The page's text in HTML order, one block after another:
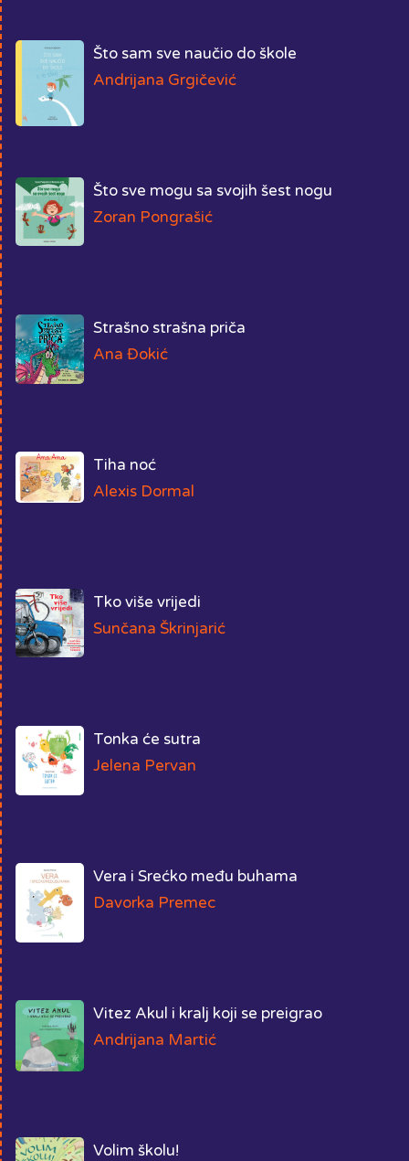
Što sam sve naučio do škole
Andrijana Grgičević
Što sve mogu sa svojih šest nogu
Zoran Pongrašić
Strašno strašna priča
Ana Đokić
Tiha noć
Alexis Dormal
Tko više vrijedi
Sunčana Škrinjarić
Tonka će sutra
Jelena Pervan
Vera i Srećko među buhama
Davorka Premec
Vitez Akul i kralj koji se preigrao
Andrijana Martić
Volim školu!